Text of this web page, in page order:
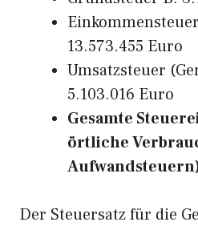
13.573.455 Euro
Umsatzsteuer
5.103.016 Euro
Gesamte
örtliche
Der Steuersatz für die